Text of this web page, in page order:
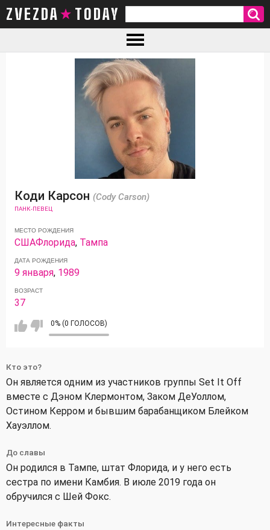
ZVEZDA TODAY
Коди Карсон (Cody Carson)
ПАНК-ПЕВЕЦ
МЕСТО РОЖДЕНИЯ
СШАФлорида, Тампа
ДАТА РОЖДЕНИЯ
9 января, 1989
ВОЗРАСТ
37
0% (0 ГОЛОСОВ)
Кто это?
Он является одним из участников группы Set It Off
вместе с Дэном Клермонтом, Заком ДеУоллом,
Остином Керром и бывшим барабанщиком Блейком
Хауэллом.
До славы
Он родился в Тампе, штат Флорида, и у него есть
сестра по имени Камбия. В июле 2019 года он
обручился с Шей Фокс.
Интересные факты